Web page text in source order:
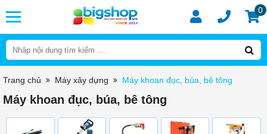
0
Trang chủ Máy xây dựng Máy khoan đục, búa, bê tông
Máy khoan đục, búa, bê tông